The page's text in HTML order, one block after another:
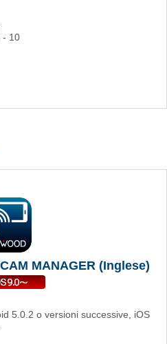
- 10
MANAGER (Inglese)
5.0.2 o versioni successive, iOS